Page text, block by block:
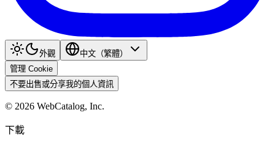
外觀
中文（繁體）
管理 Cookie
不要出售或分享我的個人資訊
© 2026 WebCatalog, Inc.
下載